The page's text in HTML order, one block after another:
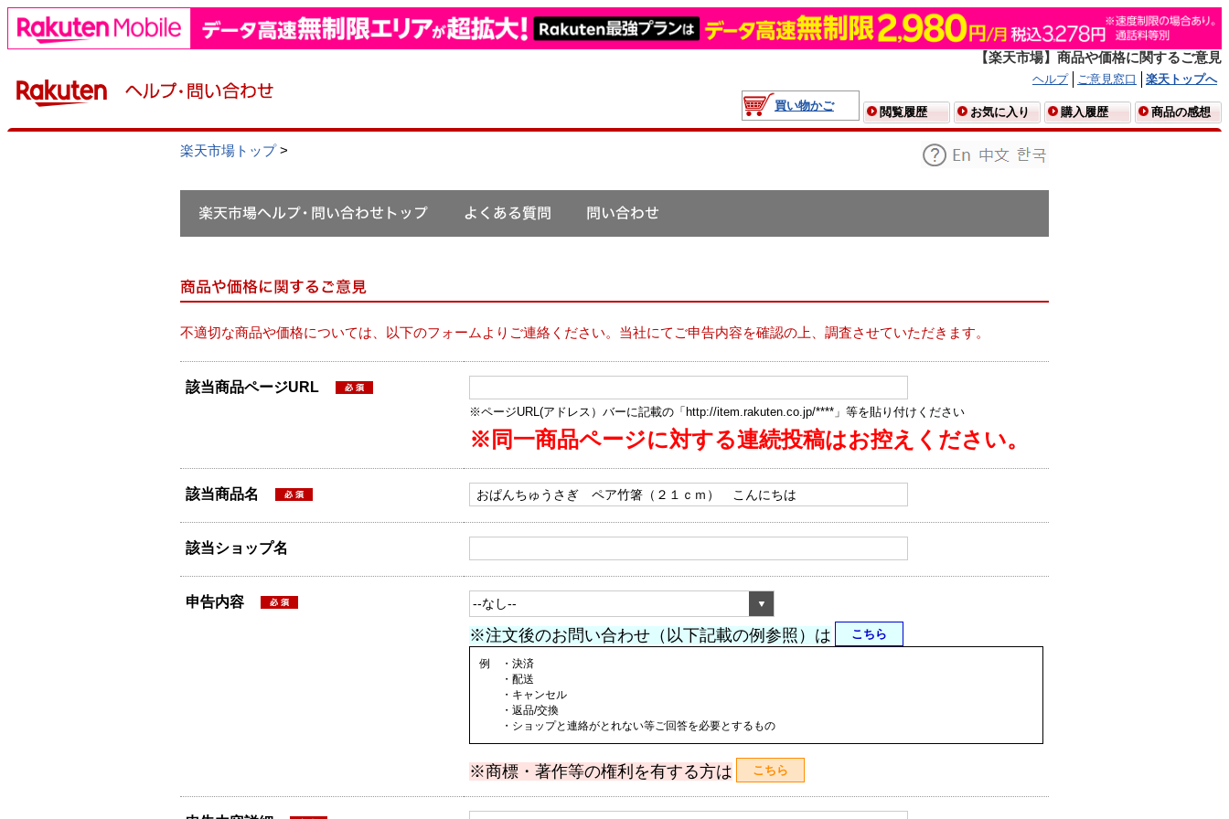
【楽天市場】商品や価格に関するご意見
ヘルプ ご意見窓口
楽天トップへ
買い物かご
閲覧履歴 お気に入り 購入履歴 商品の感想
楽天市場トップ>
不適切な商品や価格については、以下のフォームよりご連絡ください。当社にてご申告内容を確認の上、調査させていただきます。
該当商品ページURL
※ページURL(アドレス）バーに記載の「http://item.rakuten.co.jp/****」等を貼り付けください
※同一商品ページに対する連続投稿はお控えください。
該当商品名
該当ショップ名
申告内容
※注文後のお問い合わせ（以下記載の例参照）は こちら
例 ・決済
・配送
・キャンセル
・返品/交換
・ショップと連絡がとれない等ご回答を必要とするもの
※商標・著作等の権利を有する方は こちら